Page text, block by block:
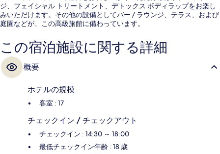
ジ、フェイシャル トリートメント、デトックス ボディラップをお楽し
みいただけます。その他の設備としてバー / ラウンジ、テラス、および
庭園などが、この高級旅館に備わっています。
この宿泊施設に関する詳細
概要
ホテルの規模
客室 : 17
チェックイン / チェックアウト
チェックイン : 14:30 ～ 18:00
最低チェックイン年齢 : 18 歳